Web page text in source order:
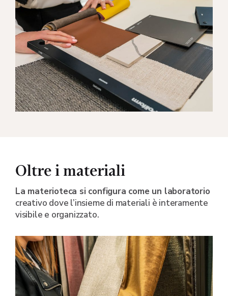
Oltre i materiali
La materioteca si configura come un laboratorio
creativo dove l’insieme di materiali è interamente
visibile e organizzato.